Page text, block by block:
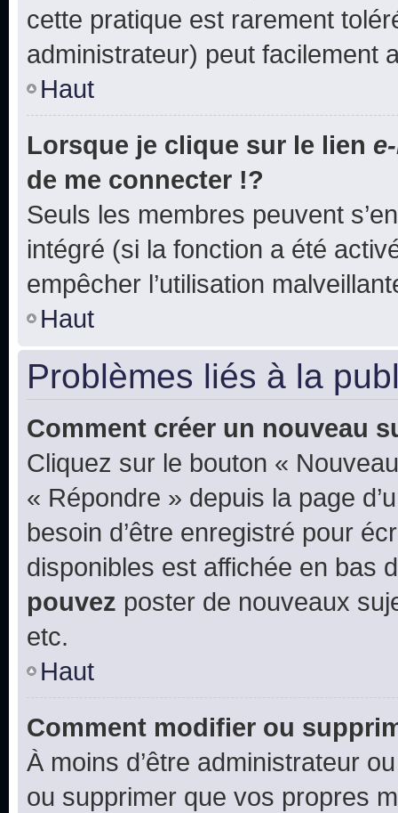
cette pratique est rarement
administrateur) peut facilement
Haut
Lorsque je clique sur le lien
de me connecter !?
Seuls les membres peuvent
intégré (si la fonction a été
empêcher l’utilisation
Haut
Problèmes liés à la
Comment créer un nouveau
Cliquez sur le bouton «
« Répondre » depuis la page
besoin d’être enregistré pour
disponibles est affichée en bas
pouvez poster de nouveaux
etc.
Haut
Comment modifier ou
À moins d’être administrateur
ou supprimer que vos propres